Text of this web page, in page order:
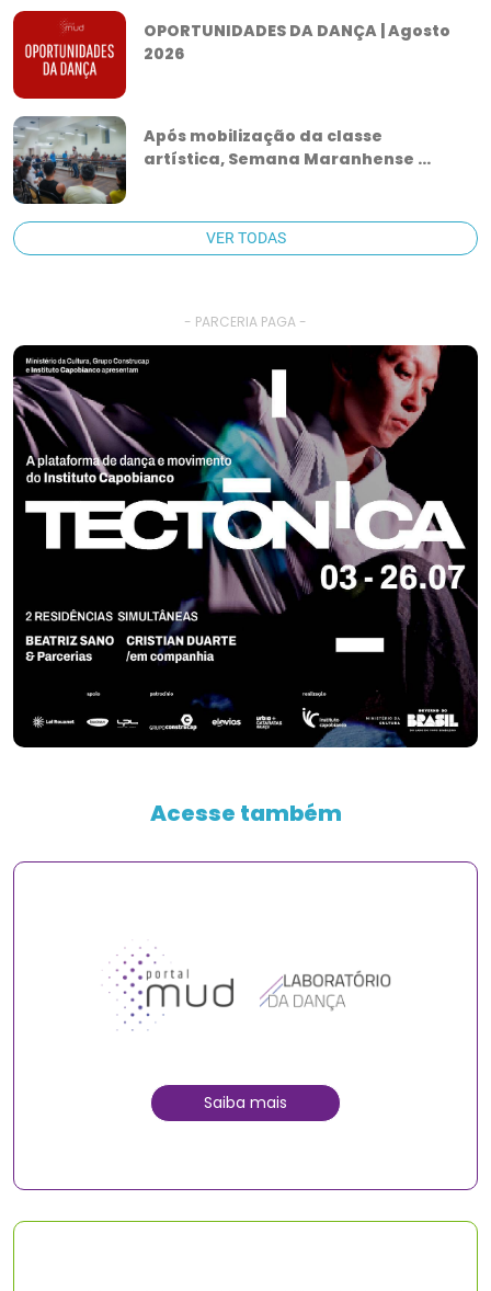
OPORTUNIDADES DA DANÇA | Agosto
2026
Após mobilização da classe
artística, Semana Maranhense ...
VER TODAS
- PARCERIA PAGA -
Acesse também
Saiba mais